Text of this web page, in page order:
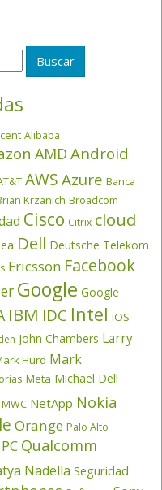
Alibaba
AMD Android
AWSAzure Banca
Krzanich Broadcom
Cisco Citrix cloud
Dell Deutsche Telekom
Ericsson Facebook
Google Google
IBM IDC Intel iOS
John Chambers Larry
Hurd Mark
Meta Michael Dell
MWC NetApp Nokia
Orange Palo Alto
PC Qualcomm
Nadella Seguridad